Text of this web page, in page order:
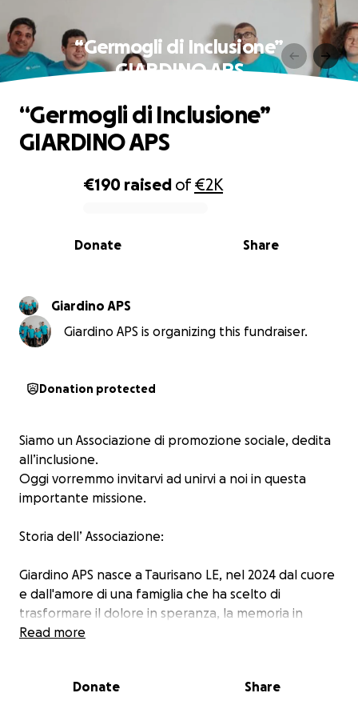
“Germogli di Inclusione”
GIARDINO APS
0% complete
€190 raised of€2K
Share
Donate
“Germogli di Inclusione”
GIARDINO APS
Giardino APS
Giardino APS is organizing this fundraiser.
Donation protected
Siamo un Associazione di promozione sociale, dedita
all’inclusione.
Oggi vorremmo invitarvi ad unirvi a noi in questa
importante missione.
Storia dell’ Associazione:
Giardino APS nasce a Taurisano LE, nel 2024 dal cuore
e dall'amore di una famiglia che ha scelto di
trasformare il dolore in speranza, la memoria in
azione concreta.
associazione è un tributo vivente alla figura di Rocco
Read more
Donate Share